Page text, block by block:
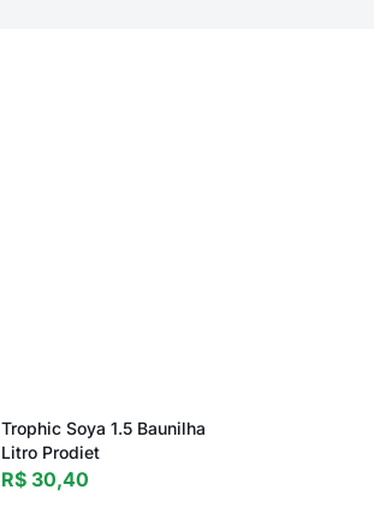
Trophic Soya 1.5 Baunilha
Litro Prodiet
R$ 30,40